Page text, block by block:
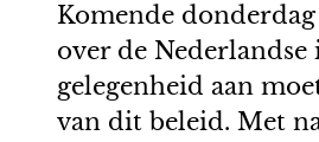
Komende
over de
gelegenheid aan
van dit beleid. Met